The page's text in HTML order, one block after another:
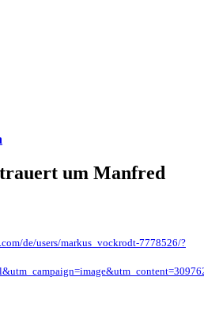
um Manfred
de/users/markus_vockrodt-7778526/?